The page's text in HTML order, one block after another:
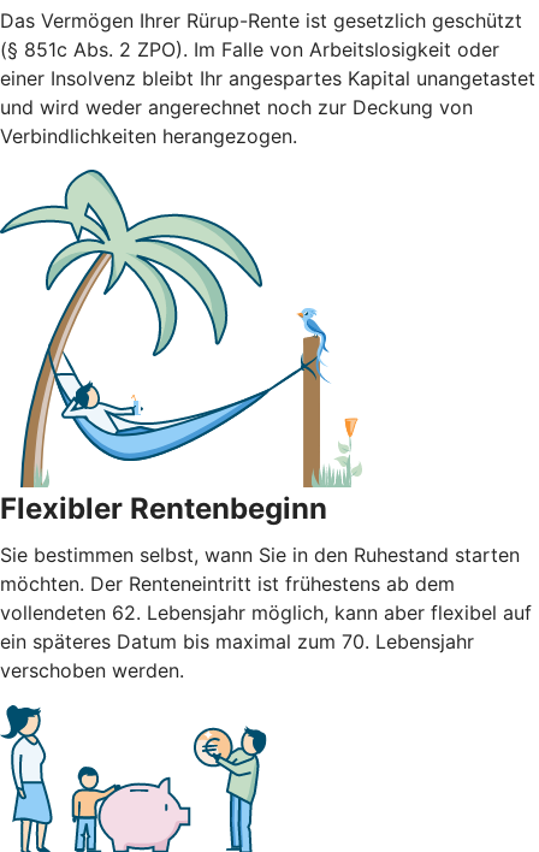
Das Vermögen Ihrer Rürup-Rente ist gesetzlich geschützt
(§ 851c Abs. 2 ZPO). Im Falle von Arbeitslosigkeit oder
einer Insolvenz bleibt Ihr angespartes Kapital unangetastet
und wird weder angerechnet noch zur Deckung von
Verbindlichkeiten herangezogen.
Flexibler Rentenbeginn
Sie bestimmen selbst, wann Sie in den Ruhestand starten
möchten. Der Renteneintritt ist frühestens ab dem
vollendeten 62. Lebensjahr möglich, kann aber flexibel auf
ein späteres Datum bis maximal zum 70. Lebensjahr
verschoben werden.